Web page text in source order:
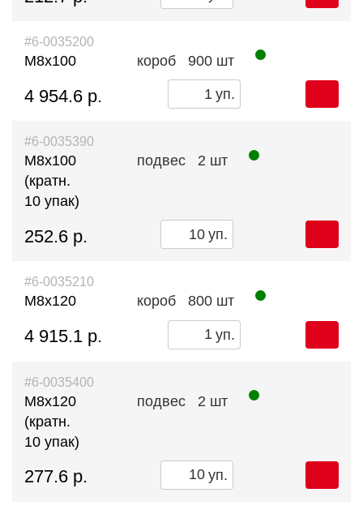
#6-0035200
М8х100 короб 900 шт
4 954.6 р. уп.
#6-0035390
М8х100
(кратн.
10 упак)
подвес 2 шт
252.6 р. уп.
#6-0035210
М8х120 короб 800 шт
4 915.1 р. уп.
#6-0035400
М8х120
(кратн.
10 упак)
подвес 2 шт
277.6 р. уп.